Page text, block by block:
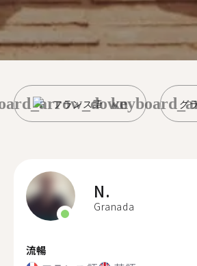
フランス語 グ
N.
Granada
流暢